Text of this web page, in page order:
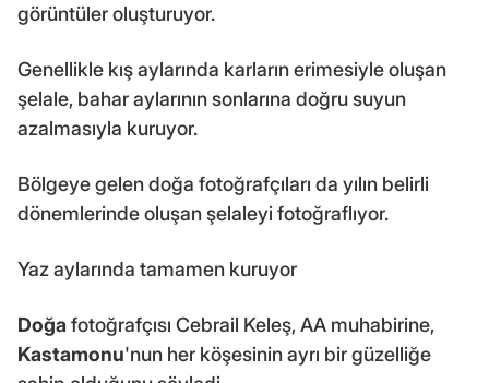
görüntüler oluşturuyor.
Genellikle kış aylarında karların erimesiyle oluşan
şelale, bahar aylarının sonlarına doğru suyun
azalmasıyla kuruyor.
Bölgeye gelen doğa fotoğrafçıları da yılın belirli
dönemlerinde oluşan şelaleyi fotoğraflıyor.
Yaz aylarında tamamen kuruyor
Doğa fotoğrafçısı Cebrail Keleş, AA muhabirine,
Kastamonu'nun her köşesinin ayrı bir güzelliğe